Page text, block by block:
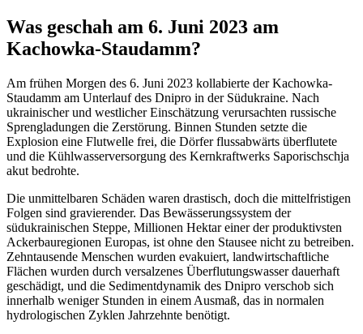
Was geschah am 6. Juni 2023 am
Kachowka-Staudamm?
Am frühen Morgen des 6. Juni 2023 kollabierte der Kachowka-
Staudamm am Unterlauf des Dnipro in der Südukraine. Nach
ukrainischer und westlicher Einschätzung verursachten russische
Sprengladungen die Zerstörung. Binnen Stunden setzte die
Explosion eine Flutwelle frei, die Dörfer flussabwärts überflutete
und die Kühlwasserversorgung des Kernkraftwerks Saporischschja
akut bedrohte.
Die unmittelbaren Schäden waren drastisch, doch die mittelfristigen
Folgen sind gravierender. Das Bewässerungssystem der
südukrainischen Steppe, Millionen Hektar einer der produktivsten
Ackerbauregionen Europas, ist ohne den Stausee nicht zu betreiben.
Zehntausende Menschen wurden evakuiert, landwirtschaftliche
Flächen wurden durch versalzenes Überflutungswasser dauerhaft
geschädigt, und die Sedimentdynamik des Dnipro verschob sich
innerhalb weniger Stunden in einem Ausmaß, das in normalen
hydrologischen Zyklen Jahrzehnte benötigt.